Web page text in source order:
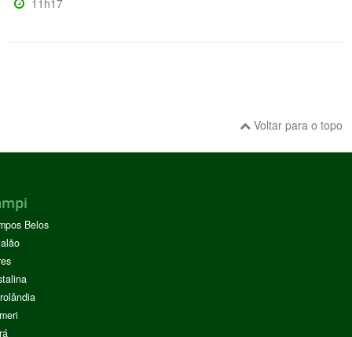
11h17
Voltar para o topo
Belos